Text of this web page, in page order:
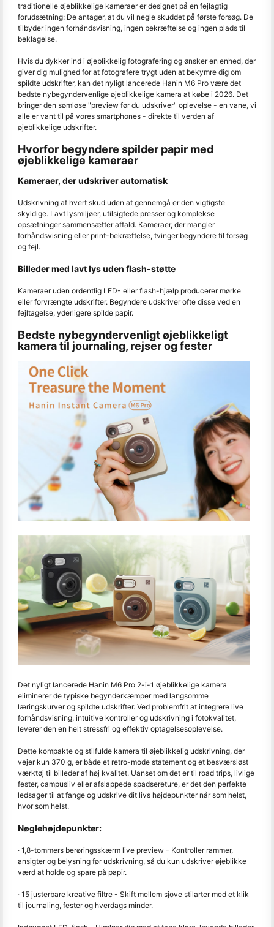
traditionelle øjeblikkelige kameraer er designet på en fejlagtig
forudsætning: De antager, at du vil negle skuddet på første forsøg. De
tilbyder ingen forhåndsvisning, ingen bekræftelse og ingen plads til
beklagelse.
Hvis du dykker ind i øjeblikkelig fotografering og ønsker en enhed, der
giver dig mulighed for at fotografere trygt uden at bekymre dig om
spildte udskrifter, kan det nyligt lancerede Hanin M6 Pro være det
bedste nybegyndervenlige øjeblikkelige kamera at købe i 2026. Det
bringer den sømløse "preview før du udskriver" oplevelse - en vane, vi
alle er vant til på vores smartphones - direkte til verden af ​​
øjeblikkelige udskrifter.
Hvorfor begyndere spilder papir med
øjeblikkelige kameraer
Kameraer, der udskriver automatisk
Udskrivning af hvert skud uden at gennemgå er den vigtigste
skyldige. Lavt lysmiljøer, utilsigtede presser og komplekse
opsætninger sammensætter affald. Kameraer, der mangler
forhåndsvisning eller print-bekræftelse, tvinger begyndere til forsøg
og fejl.
Billeder med lavt lys uden flash-støtte
Kameraer uden ordentlig LED- eller flash-hjælp producerer mørke
eller forvrængte udskrifter. Begyndere udskriver ofte disse ved en
fejltagelse, yderligere spilde papir.
Bedste nybegyndervenligt øjeblikkeligt
kamera til journaling, rejser og fester
Det nyligt lancerede Hanin M6 Pro 2-i-1 øjeblikkelige kamera
eliminerer de typiske begynderkæmper med langsomme
læringskurver og spildte udskrifter. Ved problemfrit at integrere live
forhåndsvisning, intuitive kontroller og udskrivning i fotokvalitet,
leverer den en helt stressfri og effektiv optagelsesoplevelse.
Dette kompakte og stilfulde kamera til øjeblikkelig udskrivning, der
vejer kun 370 g, er både et retro-mode statement og et besværsløst
værktøj til billeder af høj kvalitet. Uanset om det er til road trips, livlige
fester, campusliv eller afslappede spadsereture, er det den perfekte
ledsager til at fange og udskrive dit livs højdepunkter når som helst,
hvor som helst.
Nøglehøjdepunkter:
· 1,8-tommers berøringsskærm live preview - Kontroller rammer,
ansigter og belysning før udskrivning, så du kun udskriver øjeblikke
værd at holde og spare på papir.
· 15 justerbare kreative filtre - Skift mellem sjove stilarter med et klik
til journaling, fester og hverdags minder.